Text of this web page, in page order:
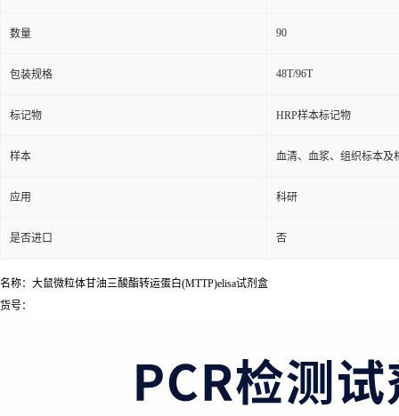
数量 90
包装规格 48T/96T
标记物 HRP样本标记物
样本 血清、血浆、组织标本及
应用 科研
是否进口 否
名称：大鼠微粒体甘油三酸酯转运蛋白(MTTP)elisa试剂盒
货号：